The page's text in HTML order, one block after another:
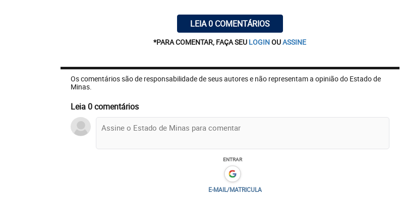
LEIA 0 COMENTÁRIOS
*PARA COMENTAR, FAÇA SEU LOGINOUASSINE
Os comentários são de responsabilidade de seus autores e não representam a opinião do Estado de
Minas.
Leia 0 comentários
ENTRAR
E-MAIL/MATRICULA